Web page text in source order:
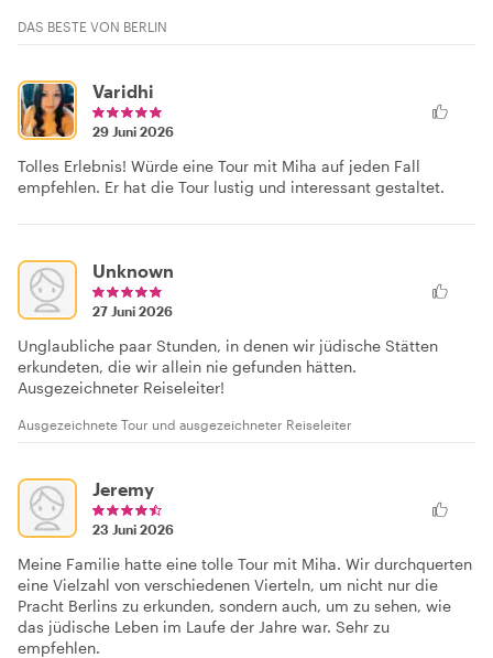
DAS BESTE VON BERLIN
Varidhi
29 Juni 2026
Tolles Erlebnis! Würde eine Tour mit Miha auf jeden Fall
empfehlen. Er hat die Tour lustig und interessant gestaltet.
Unknown
27 Juni 2026
Unglaubliche paar Stunden, in denen wir jüdische Stätten
erkundeten, die wir allein nie gefunden hätten.
Ausgezeichneter Reiseleiter!
Ausgezeichnete Tour und ausgezeichneter Reiseleiter
Jeremy
23 Juni 2026
Meine Familie hatte eine tolle Tour mit Miha. Wir durchquerten
eine Vielzahl von verschiedenen Vierteln, um nicht nur die
Pracht Berlins zu erkunden, sondern auch, um zu sehen, wie
das jüdische Leben im Laufe der Jahre war. Sehr zu
empfehlen.